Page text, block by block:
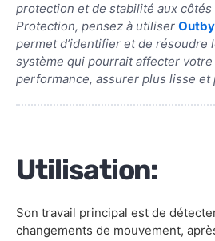
protection et de stabilité aux côtés
Protection, pensez à utiliser
permet d’identifier et de résoudre
système qui pourrait affecter
performance, assurer plus lisse et
Utilisation:
Son travail principal est de
changements de mouvement,